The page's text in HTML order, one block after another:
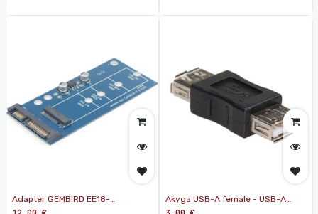
Adapter GEMBIRD EE18-
Akyga USB-A female - USB-A